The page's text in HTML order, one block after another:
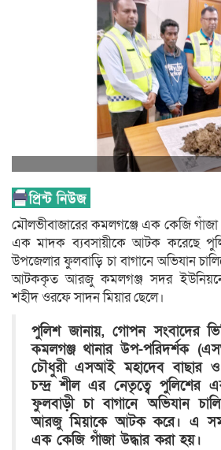
মৌলভীবাজারের কমলগঞ্জে এক কেজি
এক মাদক ব্যবসায়ীকে আটক করেছে
উপজেলার ফুলবাড়ি চা বাগানে অভিযান
আটককৃত আরজু কমলগঞ্জ সদর
শহীদ ওরফে সাদন মিয়ার ছেলে।
পুলিশ জানায়, গোপন সংবাদের
কমলগঞ্জ থানার উপ-পরিদর্শক
চৌধুরী এসআই মহাদেব
চন্দ্র শীল এর নেতৃত্বে পুলিশের
ফুলবাড়ী চা বাগানে অভিযান
আরজু মিয়াকে আটক করে। এ
এক কেজি গাঁজা উদ্ধার করা হয়।